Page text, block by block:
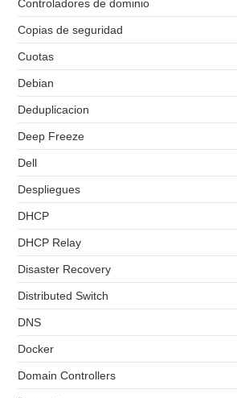
Controladores de dominio
Copias de seguridad
Cuotas
Debian
Deduplicacion
Deep Freeze
Dell
Despliegues
DHCP
DHCP Relay
Disaster Recovery
Distributed Switch
DNS
Docker
Domain Controllers